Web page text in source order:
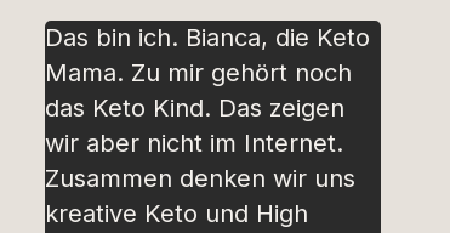
Das bin ich. Bianca, die Keto
Mama. Zu mir gehört noch
das Keto Kind. Das zeigen
wir aber nicht im Internet.
Zusammen denken wir uns
kreative Keto und High